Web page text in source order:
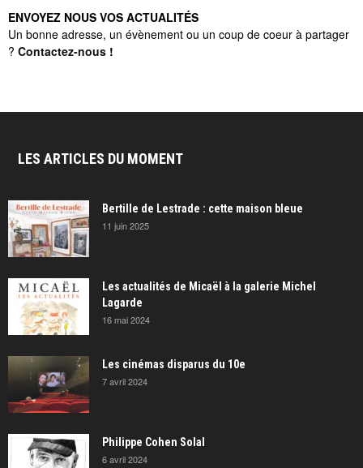
ENVOYEZ NOUS VOS ACTUALITÉS
Un bonne adresse, un évènement ou un coup de coeur à partager
? Contactez-nous !
LES ARTICLES DU MOMENT
Bertille de Lestrade : cette maison bleue
11 juin 2025
Les actualités de Micaël à la galerie Michel
Lagarde
16 mai 2024
Les cinémas disparus du 10e
7 avril 2024
Philippe Cohen Solal
6 avril 2024